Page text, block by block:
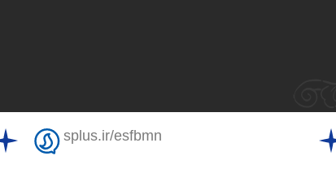
splus.ir/esfbmn